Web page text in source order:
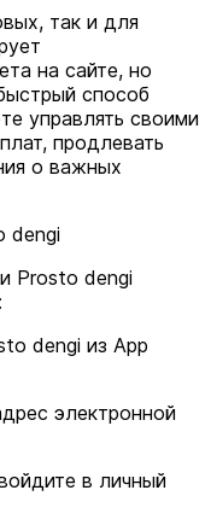
так и для
на сайте, но
способ
управлять своими
продлевать
о важных
dengi
Prosto dengi
dengi из App
электронной
в личный